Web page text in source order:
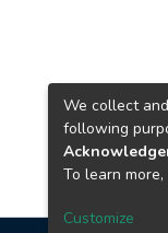
We collect
following
To learn
Customize